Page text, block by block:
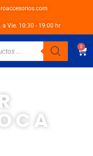
a Vie. 10:30 - 19:00 hr
0
C A